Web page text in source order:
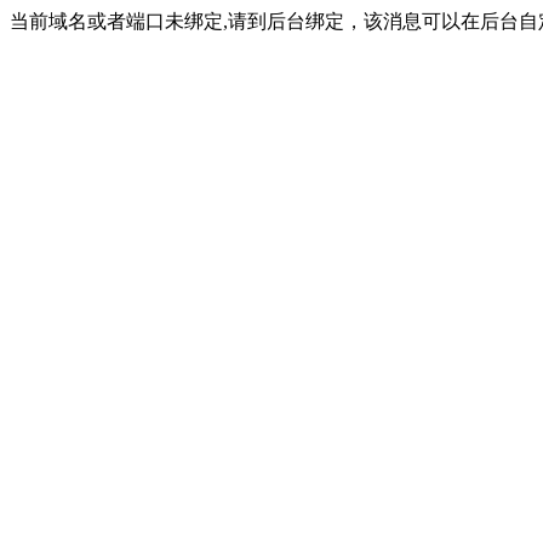
当前域名或者端口未绑定,请到后台绑定，该消息可以在后台自